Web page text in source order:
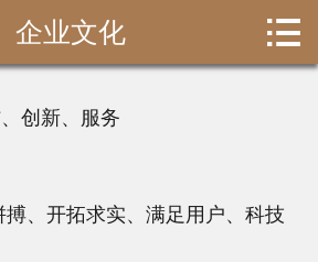
企业文化 
创新、服务
、开拓求实、满足用户、科技